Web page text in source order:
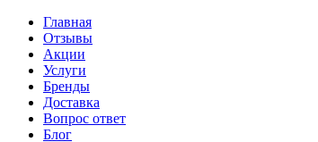
Главная
Отзывы
Акции
Услуги
Бренды
Доставка
Вопрос ответ
Блог